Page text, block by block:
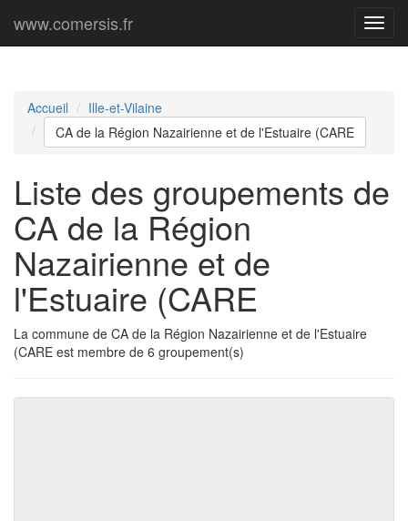
Menu
www.comersis.fr
Accueil
Ille-et-Vilaine
CA de la Région Nazairienne et de l'Estuaire (CARE
Liste des groupements de
CA de la Région
Nazairienne et de
l'Estuaire (CARE
La commune de CA de la Région Nazairienne et de l'Estuaire
(CARE est membre de 6 groupement(s)